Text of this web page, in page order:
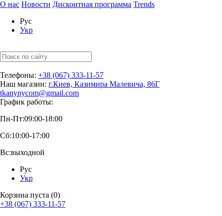
О нас Новости Дисконтная программа Trends
Рус
Укр
Телефоны: +38 (067) 333-11-57
Наш магазин: г.Киев, Казимира Малевича, 86Г
tkanynycom@gmail.com
График работы:
Пн-Пт:09:00-18:00
Сб:10:00-17:00
Вс:выходной
Рус
Укр
Корзина пуста (0)
+38 (067) 333-11-57